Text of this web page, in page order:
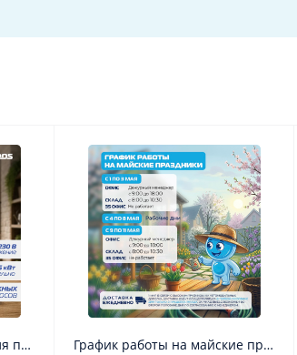
Рекомендуем! Комплект для поддержания постоянного давления Vodos Inverter PACK График работы на майские праздники